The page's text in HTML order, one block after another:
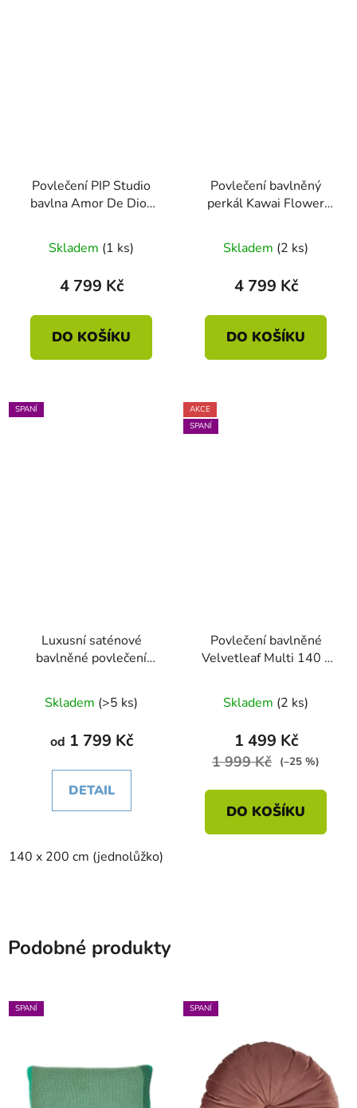
Povlečení PIP Studio
bavlna Amor De Dios
70 x 90
Skladem (1 ks)
4 799 Kč
DO KOŠÍKU
Povlečení bavlněný
perkál Kawai Flower
70 x 90
Skladem (2 ks)
4 799 Kč
DO KOŠÍKU
SPANÍ
Luxusní saténové
bavlněné povlečení
Skladem (>5 ks)
od 1 799 Kč
DETAIL
140 x 200 cm (jednolůžko)
AKCE
SPANÍ
Povlečení bavlněné
Velvetleaf Multi 140 x
Skladem (2 ks)
1 499 Kč
1 999 Kč (–25 %)
DO KOŠÍKU
Podobné produkty
SPANÍ SPANÍ